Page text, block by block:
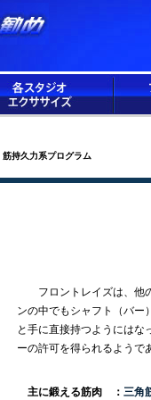
筋持久力系プログラム
フロントレイズは、他の
ンの中でもシャフト（バー
と手に直接持つようにはな
ーの許可を得られるようで
主に鍛える筋肉 ： 三角